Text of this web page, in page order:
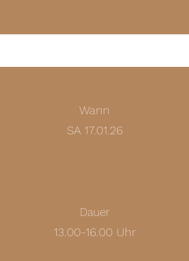
Wann
SA 17.01.26
Dauer
13.00-16.00 Uhr